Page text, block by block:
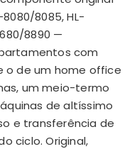
8085, HL-
8890 —
com
o de um home office
um meio-termo
de altíssimo
e transferência de
ciclo. Original,